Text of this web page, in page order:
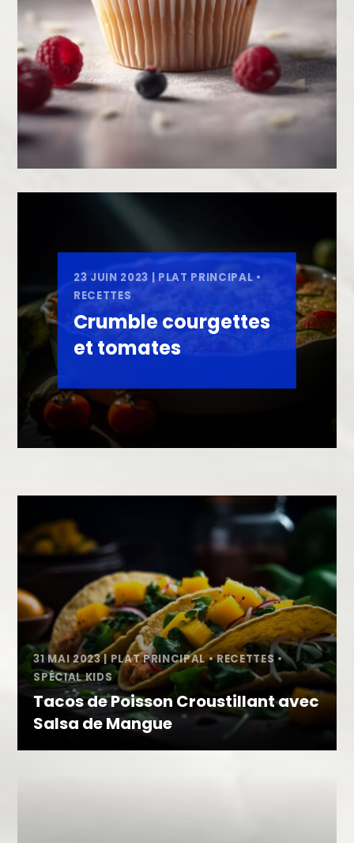
23 JUIN 2023 |PLAT PRINCIPAL •
RECETTES
Crumble courgettes
et tomates
31 MAI 2023|PLAT PRINCIPAL•RECETTES •
SPÉCIAL KIDS
Tacos de Poisson Croustillant avec
Salsa de Mangue